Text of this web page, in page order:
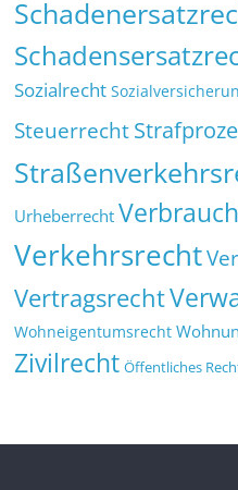
Sozialrecht
Steuerrecht
Urheberrecht
Verkehrsrecht
Vertragsrecht
Wohneigentumsrecht
Zivilrecht Öffentliches